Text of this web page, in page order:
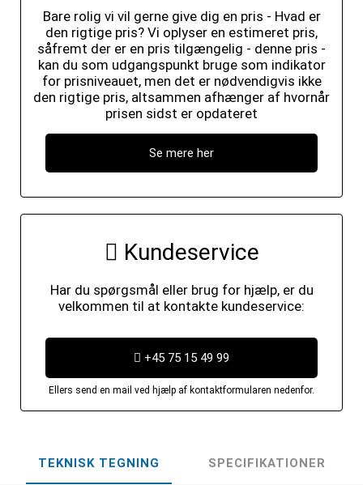
Bare rolig vi vil gerne give dig en pris - Hvad er
den rigtige pris? Vi oplyser en estimeret pris,
såfremt der er en pris tilgængelig - denne pris -
kan du som udgangspunkt bruge som indikator
for prisniveauet, men det er nødvendigvis ikke
den rigtige pris, altsammen afhænger af hvornår
prisen sidst er opdateret
Se mere her
Kundeservice
Har du spørgsmål eller brug for hjælp, er du
velkommen til at kontakte kundeservice:
+45 75 15 49 99
Ellers send en mail ved hjælp af kontaktformularen nedenfor.
TEKNISK TEGNING SPECIFIKATIONER